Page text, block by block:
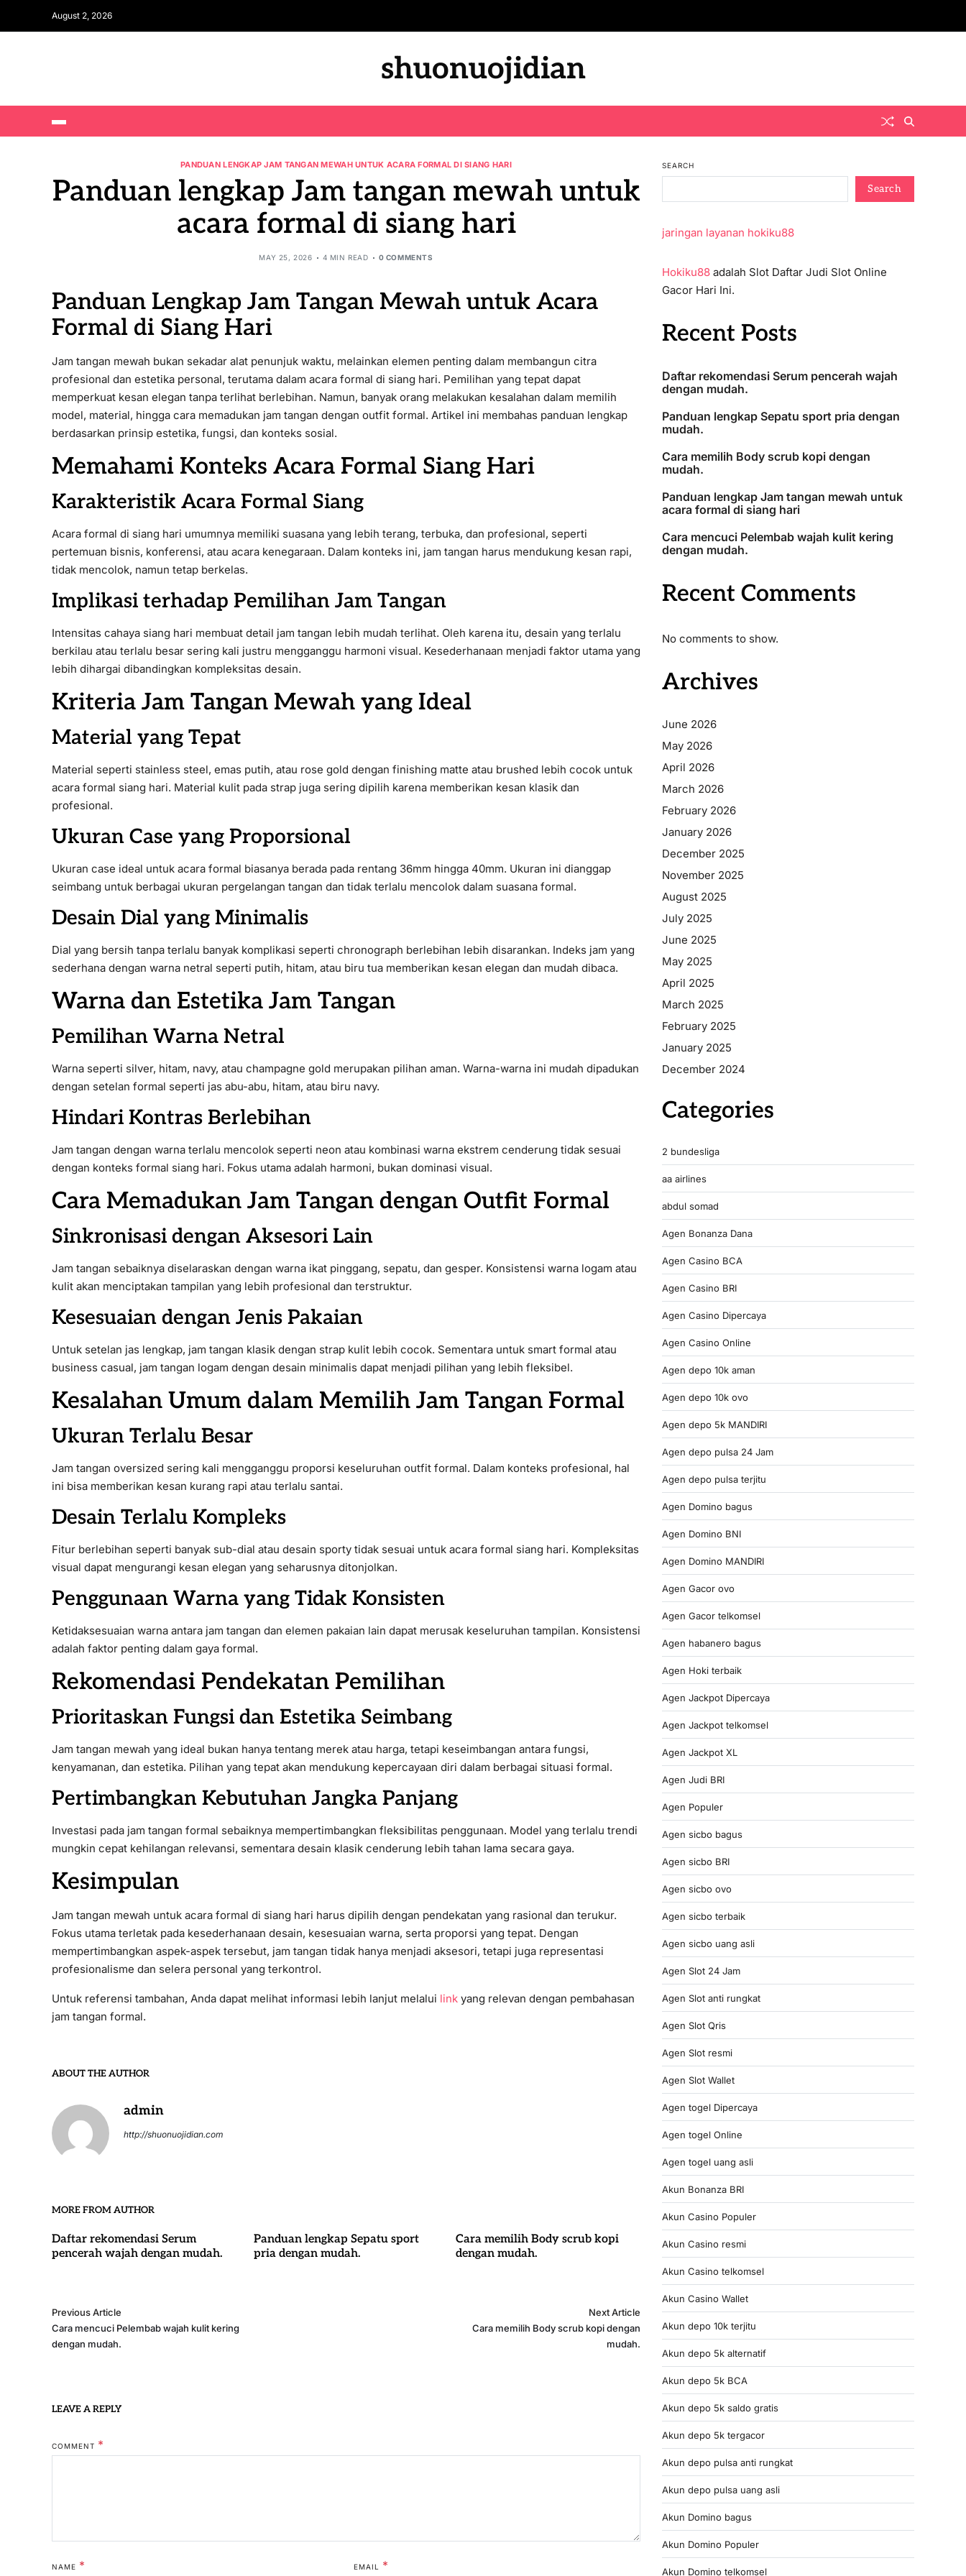
August 2, 2026
shuonuojidian
PANDUAN LENGKAP JAM TANGAN MEWAH UNTUK ACARA FORMAL DI SIANG HARI
Panduan lengkap Jam tangan mewah untuk
acara formal di siang hari
MAY 25, 2026 4 MIN READ 0 COMMENTS
Panduan Lengkap Jam Tangan Mewah untuk Acara
Formal di Siang Hari
Jam tangan mewah bukan sekadar alat penunjuk waktu, melainkan elemen penting dalam membangun citra
profesional dan estetika personal, terutama dalam acara formal di siang hari. Pemilihan yang tepat dapat
memperkuat kesan elegan tanpa terlihat berlebihan. Namun, banyak orang melakukan kesalahan dalam memilih
model, material, hingga cara memadukan jam tangan dengan outfit formal. Artikel ini membahas panduan lengkap
berdasarkan prinsip estetika, fungsi, dan konteks sosial.
Memahami Konteks Acara Formal Siang Hari
Karakteristik Acara Formal Siang
Acara formal di siang hari umumnya memiliki suasana yang lebih terang, terbuka, dan profesional, seperti
pertemuan bisnis, konferensi, atau acara kenegaraan. Dalam konteks ini, jam tangan harus mendukung kesan rapi,
tidak mencolok, namun tetap berkelas.
Implikasi terhadap Pemilihan Jam Tangan
Intensitas cahaya siang hari membuat detail jam tangan lebih mudah terlihat. Oleh karena itu, desain yang terlalu
berkilau atau terlalu besar sering kali justru mengganggu harmoni visual. Kesederhanaan menjadi faktor utama yang
lebih dihargai dibandingkan kompleksitas desain.
Kriteria Jam Tangan Mewah yang Ideal
Material yang Tepat
Material seperti stainless steel, emas putih, atau rose gold dengan finishing matte atau brushed lebih cocok untuk
acara formal siang hari. Material kulit pada strap juga sering dipilih karena memberikan kesan klasik dan
profesional.
Ukuran Case yang Proporsional
Ukuran case ideal untuk acara formal biasanya berada pada rentang 36mm hingga 40mm. Ukuran ini dianggap
seimbang untuk berbagai ukuran pergelangan tangan dan tidak terlalu mencolok dalam suasana formal.
Desain Dial yang Minimalis
Dial yang bersih tanpa terlalu banyak komplikasi seperti chronograph berlebihan lebih disarankan. Indeks jam yang
sederhana dengan warna netral seperti putih, hitam, atau biru tua memberikan kesan elegan dan mudah dibaca.
Warna dan Estetika Jam Tangan
Pemilihan Warna Netral
Warna seperti silver, hitam, navy, atau champagne gold merupakan pilihan aman. Warna-warna ini mudah dipadukan
dengan setelan formal seperti jas abu-abu, hitam, atau biru navy.
Hindari Kontras Berlebihan
Jam tangan dengan warna terlalu mencolok seperti neon atau kombinasi warna ekstrem cenderung tidak sesuai
dengan konteks formal siang hari. Fokus utama adalah harmoni, bukan dominasi visual.
Cara Memadukan Jam Tangan dengan Outfit Formal
Sinkronisasi dengan Aksesori Lain
Jam tangan sebaiknya diselaraskan dengan warna ikat pinggang, sepatu, dan gesper. Konsistensi warna logam atau
kulit akan menciptakan tampilan yang lebih profesional dan terstruktur.
Kesesuaian dengan Jenis Pakaian
Untuk setelan jas lengkap, jam tangan klasik dengan strap kulit lebih cocok. Sementara untuk smart formal atau
business casual, jam tangan logam dengan desain minimalis dapat menjadi pilihan yang lebih fleksibel.
Kesalahan Umum dalam Memilih Jam Tangan Formal
Ukuran Terlalu Besar
Jam tangan oversized sering kali mengganggu proporsi keseluruhan outfit formal. Dalam konteks profesional, hal
ini bisa memberikan kesan kurang rapi atau terlalu santai.
Desain Terlalu Kompleks
Fitur berlebihan seperti banyak sub-dial atau desain sporty tidak sesuai untuk acara formal siang hari. Kompleksitas
visual dapat mengurangi kesan elegan yang seharusnya ditonjolkan.
Penggunaan Warna yang Tidak Konsisten
Ketidaksesuaian warna antara jam tangan dan elemen pakaian lain dapat merusak keseluruhan tampilan. Konsistensi
adalah faktor penting dalam gaya formal.
Rekomendasi Pendekatan Pemilihan
Prioritaskan Fungsi dan Estetika Seimbang
Jam tangan mewah yang ideal bukan hanya tentang merek atau harga, tetapi keseimbangan antara fungsi,
kenyamanan, dan estetika. Pilihan yang tepat akan mendukung kepercayaan diri dalam berbagai situasi formal.
Pertimbangkan Kebutuhan Jangka Panjang
Investasi pada jam tangan formal sebaiknya mempertimbangkan fleksibilitas penggunaan. Model yang terlalu trendi
mungkin cepat kehilangan relevansi, sementara desain klasik cenderung lebih tahan lama secara gaya.
Kesimpulan
Jam tangan mewah untuk acara formal di siang hari harus dipilih dengan pendekatan yang rasional dan terukur.
Fokus utama terletak pada kesederhanaan desain, kesesuaian warna, serta proporsi yang tepat. Dengan
mempertimbangkan aspek-aspek tersebut, jam tangan tidak hanya menjadi aksesori, tetapi juga representasi
profesionalisme dan selera personal yang terkontrol.
Untuk referensi tambahan, Anda dapat melihat informasi lebih lanjut melalui link yang relevan dengan pembahasan
jam tangan formal.
ABOUT THE AUTHOR
admin
http://shuonuojidian.com
MORE FROM AUTHOR
Daftar rekomendasi Serum
pencerah wajah dengan mudah.
Panduan lengkap Sepatu sport
pria dengan mudah.
Cara memilih Body scrub kopi
dengan mudah.
Previous Article
Cara mencuci Pelembab wajah kulit kering
dengan mudah.
Next Article
Cara memilih Body scrub kopi dengan
mudah.
LEAVE A REPLY
COMMENT *
NAME * EMAIL *
SEARCH
Search
jaringan layanan hokiku88
Hokiku88 adalah Slot Daftar Judi Slot Online
Gacor Hari Ini.
Recent Posts
Daftar rekomendasi Serum pencerah wajah
dengan mudah.
Panduan lengkap Sepatu sport pria dengan
mudah.
Cara memilih Body scrub kopi dengan
mudah.
Panduan lengkap Jam tangan mewah untuk
acara formal di siang hari
Cara mencuci Pelembab wajah kulit kering
dengan mudah.
Recent Comments
No comments to show.
Archives
June 2026
May 2026
April 2026
March 2026
February 2026
January 2026
December 2025
November 2025
August 2025
July 2025
June 2025
May 2025
April 2025
March 2025
February 2025
January 2025
December 2024
Categories
2 bundesliga
aa airlines
abdul somad
Agen Bonanza Dana
Agen Casino BCA
Agen Casino BRI
Agen Casino Dipercaya
Agen Casino Online
Agen depo 10k aman
Agen depo 10k ovo
Agen depo 5k MANDIRI
Agen depo pulsa 24 Jam
Agen depo pulsa terjitu
Agen Domino bagus
Agen Domino BNI
Agen Domino MANDIRI
Agen Gacor ovo
Agen Gacor telkomsel
Agen habanero bagus
Agen Hoki terbaik
Agen Jackpot Dipercaya
Agen Jackpot telkomsel
Agen Jackpot XL
Agen Judi BRI
Agen Populer
Agen sicbo bagus
Agen sicbo BRI
Agen sicbo ovo
Agen sicbo terbaik
Agen sicbo uang asli
Agen Slot 24 Jam
Agen Slot anti rungkat
Agen Slot Qris
Agen Slot resmi
Agen Slot Wallet
Agen togel Dipercaya
Agen togel Online
Agen togel uang asli
Akun Bonanza BRI
Akun Casino Populer
Akun Casino resmi
Akun Casino telkomsel
Akun Casino Wallet
Akun depo 10k terjitu
Akun depo 5k alternatif
Akun depo 5k BCA
Akun depo 5k saldo gratis
Akun depo 5k tergacor
Akun depo pulsa anti rungkat
Akun depo pulsa uang asli
Akun Domino bagus
Akun Domino Populer
Akun Domino telkomsel